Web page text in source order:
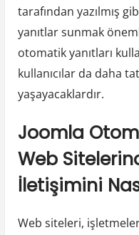
tarafından yazılmış
yanıtlar sunmak
otomatik yanıtları
kullanıcılar da daha
yaşayacaklardır.
Joomla
Web
İletişimini
Web siteleri,